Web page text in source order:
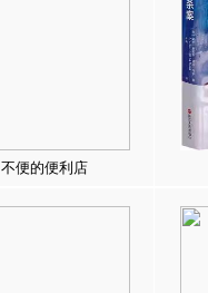
不便的便利店